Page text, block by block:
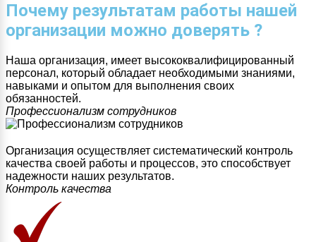
Почему результатам работы нашей
организации можно доверять ?
Наша организация, имеет высококвалифицированный
персонал, который обладает необходимыми знаниями,
навыками и опытом для выполнения своих
обязанностей.
Профессионализм сотрудников
Организация осуществляет систематический контроль
качества своей работы и процессов, это способствует
надежности наших результатов.
Контроль качества